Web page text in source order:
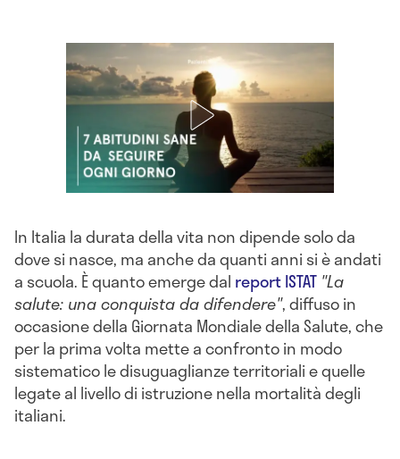
In Italia la durata della vita non dipende solo da
dove si nasce, ma anche da quanti anni si è andati
a scuola. È quanto emerge dal report ISTAT "La
salute: una conquista da difendere", diffuso in
occasione della Giornata Mondiale della Salute, che
per la prima volta mette a confronto in modo
sistematico le disuguaglianze territoriali e quelle
legate al livello di istruzione nella mortalità degli
italiani.